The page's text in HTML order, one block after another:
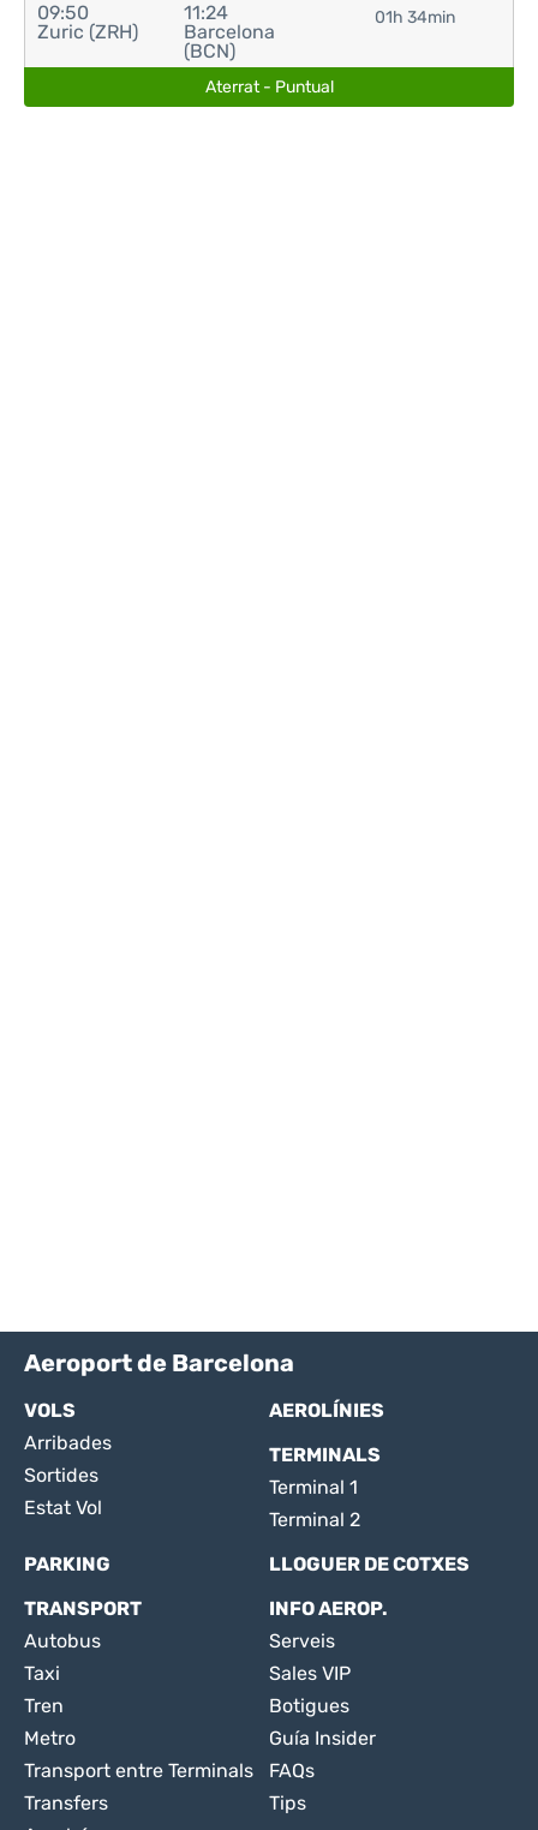
09:50
Zuric (ZRH)
11:24
Barcelona
(BCN)
01h 34min
Aterrat - Puntual
Aeroport de Barcelona
VOLS
Arribades
Sortides
Estat Vol
AEROLÍNIES
TERMINALS
Terminal 1
Terminal 2
PARKING
LLOGUER DE COTXES
TRANSPORT
Autobus
Taxi
Tren
Metro
Transport entre Terminals
Transfers
INFO AEROP.
Serveis
Sales VIP
Botigues
Guía Insider
FAQs
Tips